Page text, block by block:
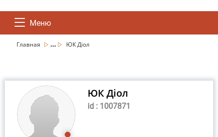
Меню
Главная ... ЮК Діол
ЮК Діол
id : 1007871